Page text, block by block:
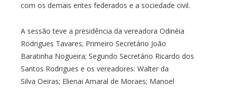
com os demais entes federados e a sociedade civil.
A sessão teve a presidência da vereadora Odinéia
Rodrigues Tavares; Primeiro Secretário João
Baratinha Nogueira; Segundo Secretário Ricardo dos
Santos Rodrigues e os vereadores: Walter da
Silva Oeiras; Elienai Amaral de Moraes; Manoel